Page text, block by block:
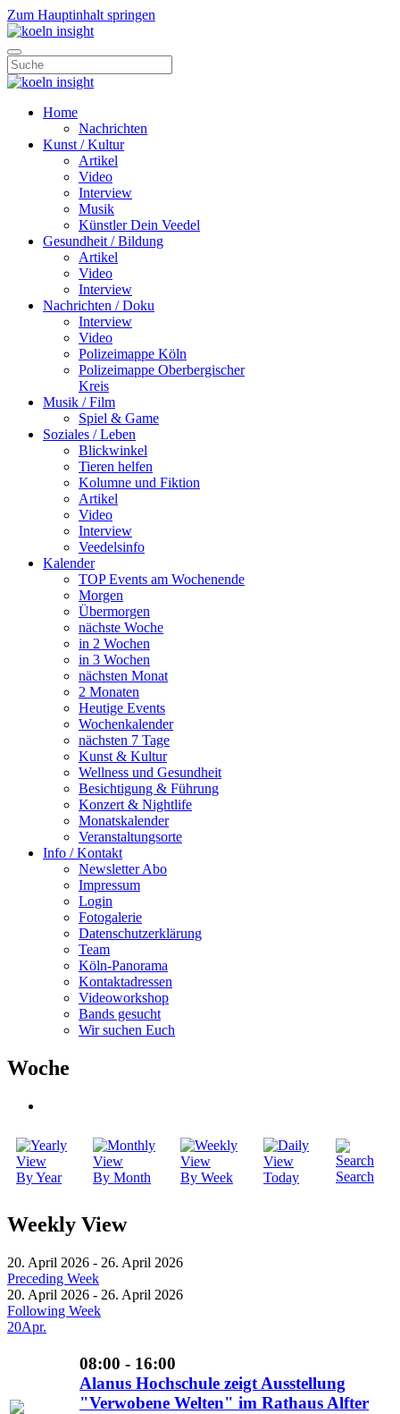
Zum Hauptinhalt springen
Home
Nachrichten
Kunst / Kultur
Artikel
Video
Interview
Musik
Künstler Dein Veedel
Gesundheit / Bildung
Artikel
Video
Interview
Nachrichten / Doku
Interview
Video
Polizeimappe Köln
Polizeimappe Oberbergischer
Kreis
Musik / Film
Spiel & Game
Soziales / Leben
Blickwinkel
Tieren helfen
Kolumne und Fiktion
Artikel
Video
Interview
Veedelsinfo
Kalender
TOP Events am Wochenende
Morgen
Übermorgen
nächste Woche
in 2 Wochen
in 3 Wochen
nächsten Monat
2 Monaten
Heutige Events
Wochenkalender
nächsten 7 Tage
Kunst & Kultur
Wellness und Gesundheit
Besichtigung & Führung
Konzert & Nightlife
Monatskalender
Veranstaltungsorte
Info / Kontakt
Newsletter Abo
Impressum
Login
Fotogalerie
Datenschutzerklärung
Team
Köln-Panorama
Kontaktadressen
Videoworkshop
Bands gesucht
Wir suchen Euch
Woche
By Year By Month By Week Today Search
Weekly View
20. April 2026 - 26. April 2026
Preceding Week
20. April 2026 - 26. April 2026
Following Week
20Apr.
08:00 - 16:00
Alanus Hochschule zeigt Ausstellung
"Verwobene Welten" im Rathaus Alfter